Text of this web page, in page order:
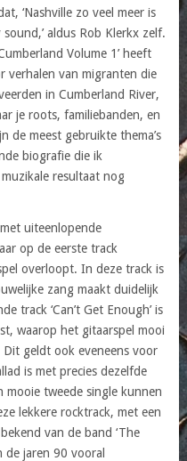
‘Nashville zo veel meer is
aldus Rob Klerkx zelf.
Volume 1’ heeft
verhalen van migranten die
in Cumberland River,
je roots, familiebanden, en
de meest gebruikte thema’s
biografie die ik
resultaat nog
uiteenlopende
op de eerste track
overloopt. In deze track is
zang maakt duidelijk
track ‘Can’t Get Enough’ is
waarop het gitaarspel mooi
geldt ook eveneens voor
is met precies dezelfde
mooie tweede single kunnen
lekkere rocktrack, met een
van de band ‘The
de jaren 90 vooral